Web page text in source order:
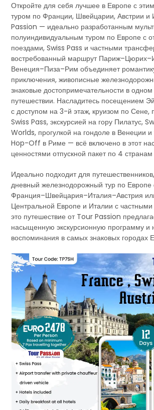
Откройте для себя лучшее в Европе с
туром по Франции, Швейцарии, Австрии и
Passion — идеально разработанным
полуиндивидуальным туром по Европе с
поездами, Swiss Pass и частными
востребованный маршрут
Венеция–Пиза–Рим объединяет
приключения, живописные
знаковые достопримечательности в
путешествии. Насладитесь посещением
с доступом на 3-й этаж, круизом по Сене,
Swiss Pass, экскурсией на гору Пилатус,
Worlds, прогулкой на гондоле в Венеции
Hop-Off в Риме — всё включено в этот
ценностями отпускной пакет по 4
Идеально подходит для
дневный железнодорожный тур по Европе
Франция–Швейцария–Италия–Австрия
Центральной Европе и Италии с
это путешествие от Tour Passion
насыщенную экскурсионную программу и
воспоминания в самых знаковых городах